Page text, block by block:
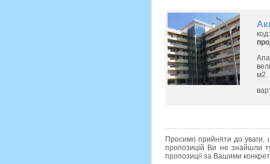
м2.
Просимо прийняти до уваги,
пропозицій Ви не знайшли
пропозиції за Вашими